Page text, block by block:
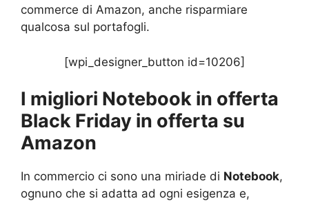
commerce di Amazon, anche risparmiare
qualcosa sul portafogli.
[wpi_designer_button id=10206]
I migliori Notebook in offerta
Black Friday in offerta su
Amazon
In commercio ci sono una miriade di Notebook,
ognuno che si adatta ad ogni esigenza e,